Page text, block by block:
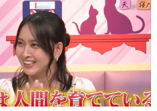
だけど、地味に痛い。 その後、娘は旦